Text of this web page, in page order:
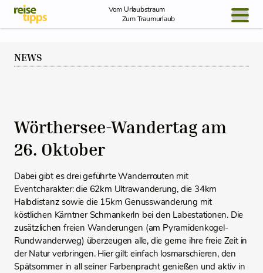
Skip to Content
Vom Urlaubstraum
Zum Traumurlaub
NEWS
Wörthersee-Wandertag am
26. Oktober
Dabei gibt es drei geführte Wanderrouten mit
Eventcharakter: die 62km Ultrawanderung, die 34km
Halbdistanz sowie die 15km Genusswanderung mit
köstlichen Kärntner Schmankerln bei den Labestationen. Die
zusätzlichen freien Wanderungen (am Pyramidenkogel-
Rundwanderweg) überzeugen alle, die gerne ihre freie Zeit in
der Natur verbringen. Hier gilt: einfach losmarschieren, den
Spätsommer in all seiner Farbenpracht genießen und aktiv in